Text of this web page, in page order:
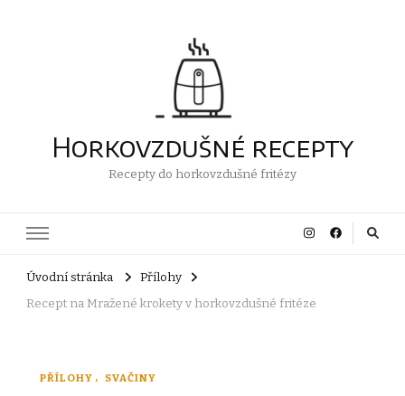
Horkovzdušné recepty
Recepty do horkovzdušné fritézy
Úvodní stránka
Přílohy
Recept na Mražené krokety v horkovzdušné fritéze
PŘÍLOHY SVAČINY